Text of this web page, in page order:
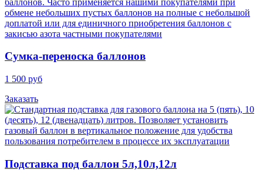
Cумка-переноска баллонов
1 500 руб
Заказать
Подставка под баллон 5л,10л,12л